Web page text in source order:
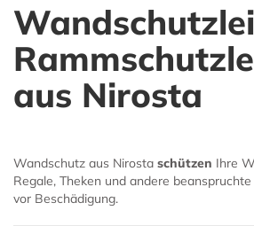
aus Nirosta
Wandschutz aus Nirosta schützen Ihre
Regale, Theken und andere
vor Beschädigung.